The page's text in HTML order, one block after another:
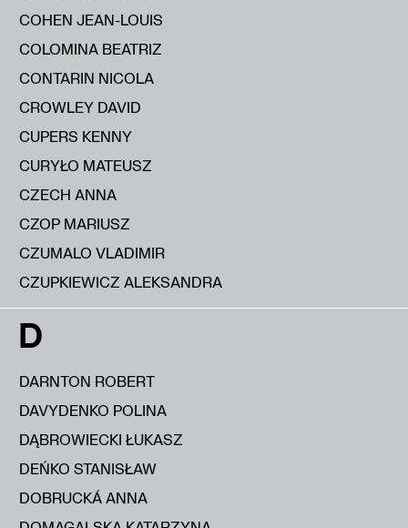
COHEN JEAN-LOUIS
COLOMINA BEATRIZ
CONTARIN NICOLA
CROWLEY DAVID
CUPERS KENNY
CURYŁO MATEUSZ
CZECH ANNA
CZOP MARIUSZ
CZUMALO VLADIMIR
CZUPKIEWICZ ALEKSANDRA
D
DARNTON ROBERT
DAVYDENKO POLINA
DĄBROWIECKI ŁUKASZ
DEŃKO STANISŁAW
DOBRUCKÁ ANNA